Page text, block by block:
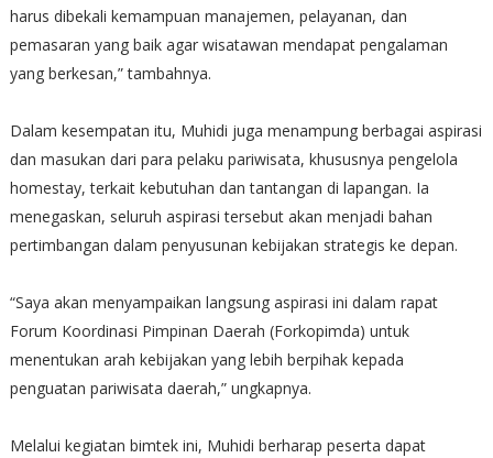
harus dibekali kemampuan manajemen, pelayanan, dan
pemasaran yang baik agar wisatawan mendapat pengalaman
yang berkesan,” tambahnya.
Dalam kesempatan itu, Muhidi juga menampung berbagai aspirasi
dan masukan dari para pelaku pariwisata, khususnya pengelola
homestay, terkait kebutuhan dan tantangan di lapangan. Ia
menegaskan, seluruh aspirasi tersebut akan menjadi bahan
pertimbangan dalam penyusunan kebijakan strategis ke depan.
“Saya akan menyampaikan langsung aspirasi ini dalam rapat
Forum Koordinasi Pimpinan Daerah (Forkopimda) untuk
menentukan arah kebijakan yang lebih berpihak kepada
penguatan pariwisata daerah,” ungkapnya.
Melalui kegiatan bimtek ini, Muhidi berharap peserta dapat